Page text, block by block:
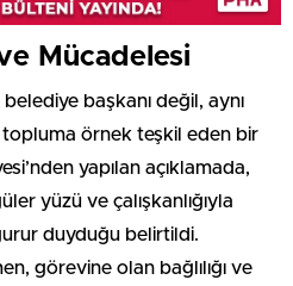
Mücadelesi
başkanı değil, aynı
topluma örnek teşkil eden bir
yapılan açıklamada,
yüzü ve çalışkanlığıyla
duyduğu belirtildi.
görevine olan bağlılığı ve